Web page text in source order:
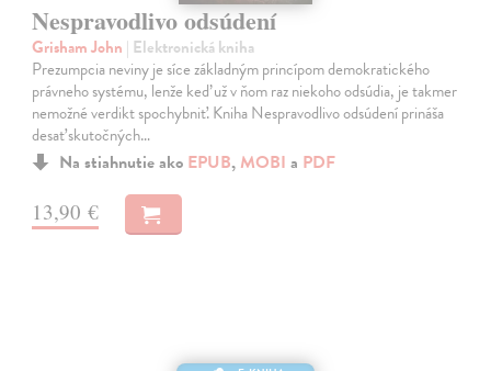
Nespravodlivo odsúdení
Grisham John | Elektronická kniha
Prezumpcia neviny je síce základným princípom demokratického
právneho systému, lenže keď už v ňom raz niekoho odsúdia, je takmer
nemožné verdikt spochybniť. Kniha Nespravodlivo odsúdení prináša
desať skutočných…
Na stiahnutie ako EPUB, MOBI a PDF
13,90 €